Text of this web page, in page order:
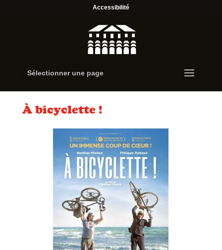
Accessibilité
Sélectionner une page
À bicyclette !